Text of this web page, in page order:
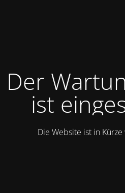
Der
ist
Die Website ist in